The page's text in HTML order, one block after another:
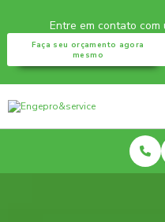
Entre em contato com
Faça seu orçamento agora
mesmo